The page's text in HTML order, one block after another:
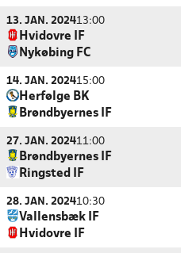
13. JAN. 202413:00
Hvidovre IF
Nykøbing FC
14. JAN. 202415:00
Herfølge BK
Brøndbyernes IF
27. JAN. 202411:00
Brøndbyernes IF
Ringsted IF
28. JAN. 202410:30
Vallensbæk IF
Hvidovre IF